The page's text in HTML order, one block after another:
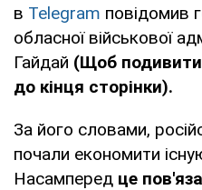
в Telegram повідомив
обласної військової
Гайдай (Щоб
до кінця сторінки).
За його словами,
почали економити
Насамперед це